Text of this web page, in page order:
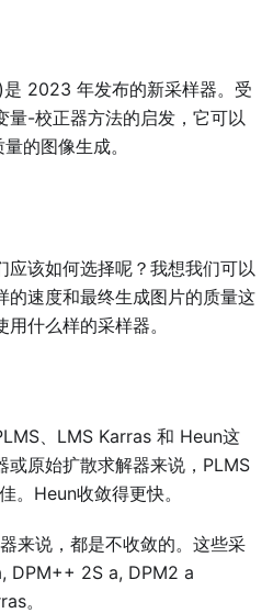
2023 年发布的新采样器。受
量-校正器方法的启发，它可以
的图像生成。
应该如何选择呢？我想我们可以
的速度和最终生成图片的质量这
什么样的采样器。
、LMS Karras 和 Heun这
或原始扩散求解器来说，PLMS
。Heun收敛得更快。
来说，都是不收敛的。这些采
DPM++ 2S a, DPM2 a
。